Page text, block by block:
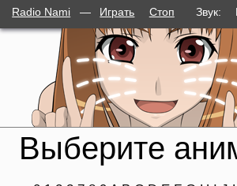
Radio Nami — Играть Стоп Звук:
Выберите